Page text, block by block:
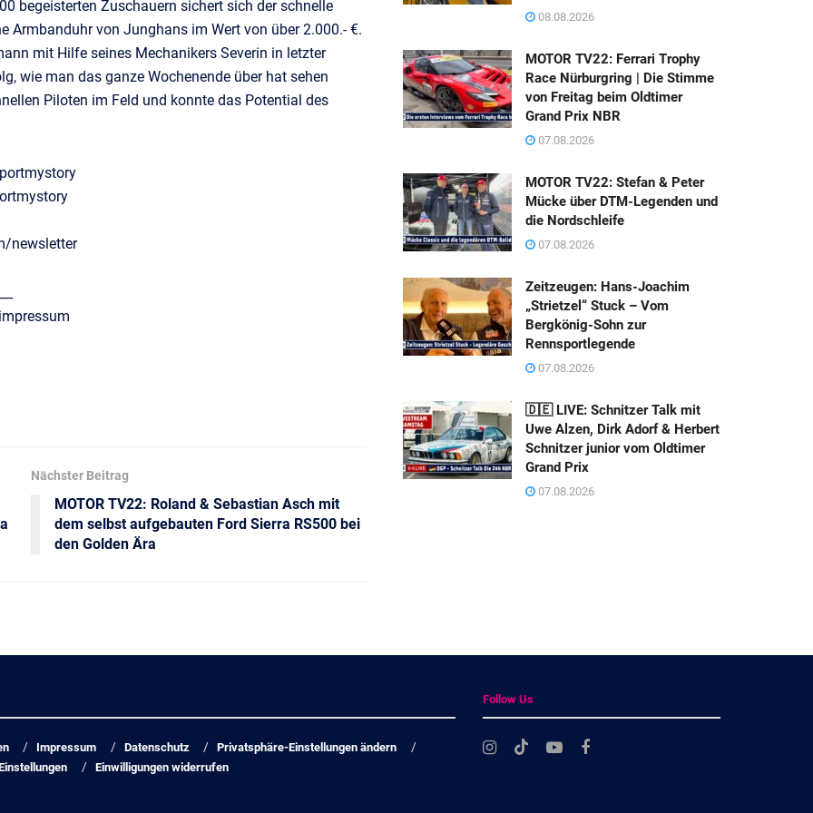
begeisterten Zuschauern sichert sich der schnelle
Armbanduhr von Junghans im Wert von über 2.000.- €.
mit Hilfe seines Mechanikers Severin in letzter
wie man das ganze Wochenende über hat sehen
Piloten im Feld und konnte das Potential des
newsletter
Nächster Beitrag
MOTOR TV22: Roland & Sebastian Asch mit
dem selbst aufgebauten Ford Sierra RS500 bei
den Golden Ära
08.08.2026
MOTOR TV22: Ferrari Trophy
Race Nürburgring | Die Stimme
von Freitag beim Oldtimer
Grand Prix NBR
07.08.2026
MOTOR TV22: Stefan & Peter
Mücke über DTM-Legenden und
die Nordschleife
07.08.2026
Zeitzeugen: Hans-Joachim
„Strietzel“ Stuck – Vom
Bergkönig-Sohn zur
Rennsportlegende
07.08.2026
🇩🇪 LIVE: Schnitzer Talk mit
Uwe Alzen, Dirk Adorf & Herbert
Schnitzer junior vom Oldtimer
Grand Prix
07.08.2026
Impressum Datenschutz
Privatsphäre-Einstellungen ändern
Einwilligungen widerrufen
Follow Us